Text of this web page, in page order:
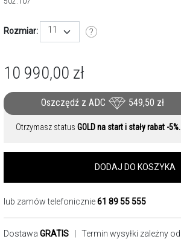
Rozmiar: 11
10 990,00 zł
Oszczędź z ADC 549,50 zł
Otrzymasz status GOLD na start i stały rabat -5%.
DODAJ DO KOSZYKA
lub zamów telefonicznie61 89 55 555
Dostawa GRATIS | Termin wysyłki zależny